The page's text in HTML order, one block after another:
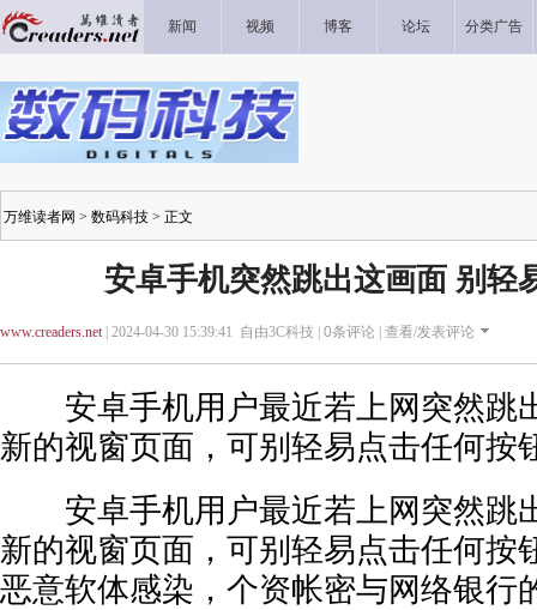
新闻 视频 博客 论坛 分类广告
万维读者网 > 数码科技 > 正文
安卓手机突然跳出这画面 别轻
www.creaders.net| 2024-04-30 15:39:41 自由3C科技 | 0条评论 | 查看/发表评论
安卓手机用户最近若上网突然跳
新的视窗页面，可别轻易点击任何按
安卓手机用户最近若上网突然跳
新的视窗页面，可别轻易点击任何按
恶意软体感染，个资帐密与网络银行